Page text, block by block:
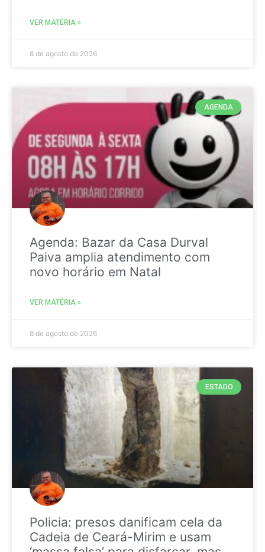
VER MATÉRIA »
8 de agosto de 2026
AGENDA
Agenda: Bazar da Casa Durval
Paiva amplia atendimento com
novo horário em Natal
VER MATÉRIA »
8 de agosto de 2026
ESTADO
Policia: presos danificam cela da
Cadeia de Ceará-Mirim e usam